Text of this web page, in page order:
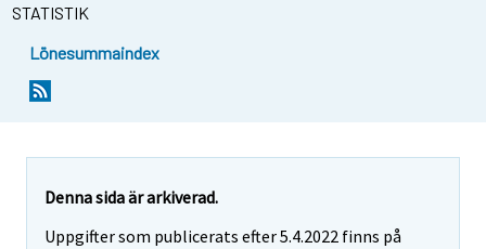
STATISTIK
Lönesummaindex
Denna sida är arkiverad.
Uppgifter som publicerats efter 5.4.2022 finns på